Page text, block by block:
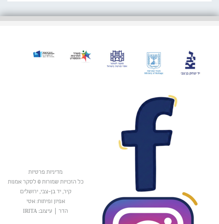
מדיניות פרטיות
כל הזכויות שמורות © לסקר אמנות
קיר, יד בן-צבי, ירושלים
אפיון ופיתוח: אטי
הדר
עיצוב: IRITA